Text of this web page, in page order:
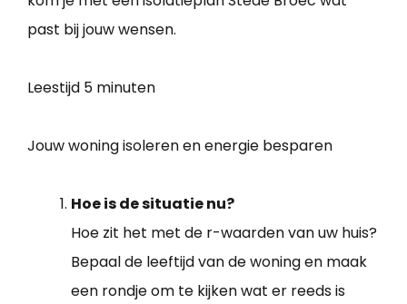
past bij jouw wensen.
Leestijd 5 minuten
Jouw woning isoleren en energie besparen
Hoe is de situatie nu?
Hoe zit het met de r-waarden van uw huis?
Bepaal de leeftijd van de woning en maak
een rondje om te kijken wat er reeds is